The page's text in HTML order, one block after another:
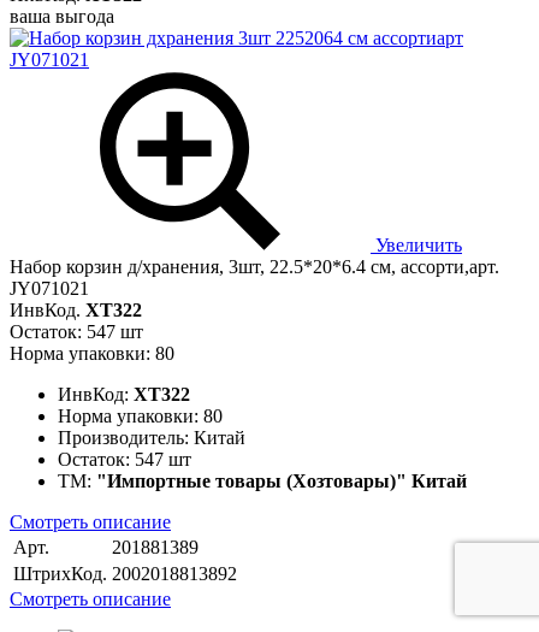
ваша выгода
Увеличить
Набор корзин д/хранения, 3шт, 22.5*20*6.4 см, ассорти,арт.
JY071021
ИнвКод. ХТ322
Остаток: 547 шт
Норма упаковки: 80
ИнвКод: ХТ322
Норма упаковки: 80
Производитель: Китай
Остаток: 547 шт
ТМ: "Импортные товары (Хозтовары)" Китай
Смотреть описание
Арт.
201881389
ШтрихКод. 2002018813892
Смотреть описание